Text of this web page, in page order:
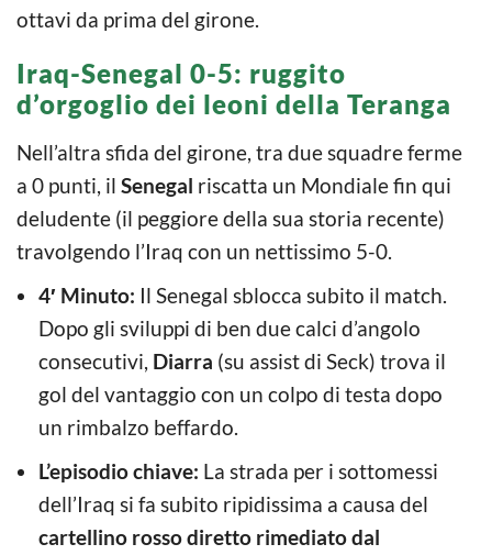
ottavi da prima del girone.
Iraq-Senegal 0-5: ruggito
d’orgoglio dei leoni della Teranga
Nell’altra sfida del girone, tra due squadre ferme
a 0 punti, il Senegal riscatta un Mondiale fin qui
deludente (il peggiore della sua storia recente)
travolgendo l’Iraq con un nettissimo 5-0.
4′ Minuto: Il Senegal sblocca subito il match.
Dopo gli sviluppi di ben due calci d’angolo
consecutivi, Diarra (su assist di Seck) trova il
gol del vantaggio con un colpo di testa dopo
un rimbalzo beffardo.
L’episodio chiave: La strada per i sottomessi
dell’Iraq si fa subito ripidissima a causa del
cartellino rosso diretto rimediato dal